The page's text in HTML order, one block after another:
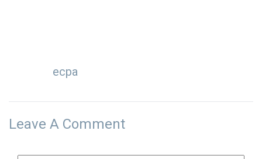
ecpa
Leave A Comment